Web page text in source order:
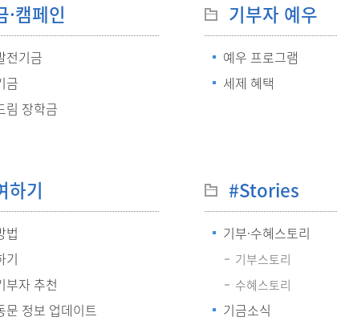
·캠페인
전기금
금
림 장학금
기부자 예우
예우 프로그램
세제 혜택
하기
법
기
부자 추천
문 정보 업데이트
#Stories
기부·수혜스토리
기부스토리
수혜스토리
기금소식